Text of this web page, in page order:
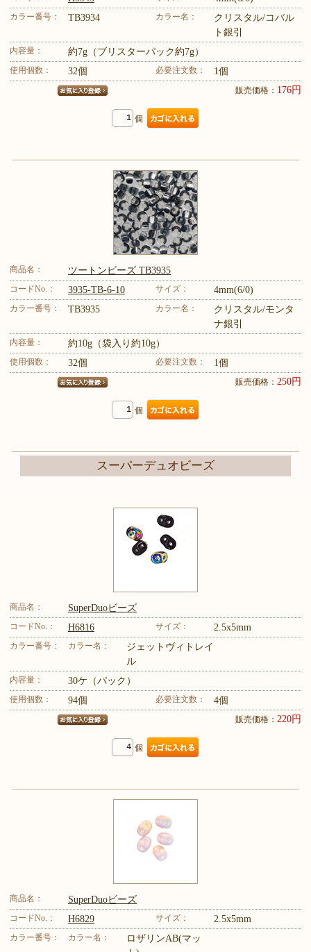
カラー番号： TB3934 カラー名：
クリスタル/コバル
ト銀引
内容量： 約7g（ブリスターパック約7g）
使用個数： 32個 必要注文数： 1個
販売価格： 176円
個
商品名： ツートンビーズ TB3935
コードNo.： 3935-TB-6-10 サイズ： 4mm(6/0)
カラー番号： TB3935 カラー名：
クリスタル/モンタ
ナ銀引
内容量： 約10g（袋入り約10g）
使用個数： 32個 必要注文数： 1個
販売価格： 250円
個
スーパーデュオビーズ
商品名： SuperDuoビーズ
コードNo.： H6816 サイズ： 2.5x5mm
カラー番号： カラー名：
ジェットヴィトレイ
ル
内容量： 30ケ（パック）
使用個数： 94個 必要注文数： 4個
販売価格： 220円
個
商品名： SuperDuoビーズ
コードNo.： H6829 サイズ： 2.5x5mm
カラー番号： カラー名：
ロザリンAB(マッ